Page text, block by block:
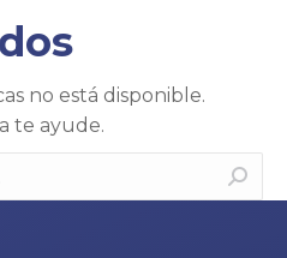
no está disponible.
te ayude.